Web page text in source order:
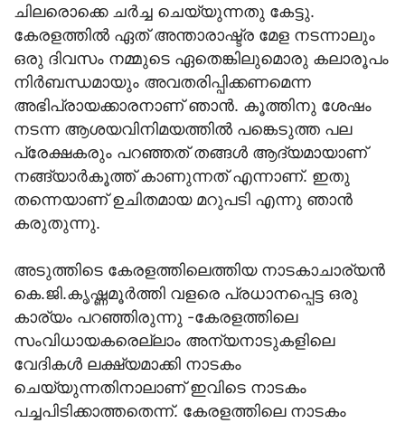
ചിലരൊക്കെ ചര്‍ച്ച ചെയ്യുന്നതു കേട്ടു.
കേരളത്തില്‍ ഏത് അന്താരാഷ്ട്ര മേള നടന്നാലും
ഒരു ദിവസം നമ്മുടെ ഏതെങ്കിലുമൊരു കലാരൂപം
നിര്‍ബന്ധമായും അവതരിപ്പിക്കണമെന്ന
അഭിപ്രായക്കാരനാണ് ഞാന്‍. കൂത്തിനു ശേഷം
നടന്ന ആശയവിനിമയത്തില്‍ പങ്കെടുത്ത പല
പ്രേക്ഷകരും പറഞ്ഞത് തങ്ങള്‍ ആദ്യമായാണ്
നങ്ങ്യാര്‍കൂത്ത് കാണുന്നത് എന്നാണ്. ഇതു
തന്നെയാണ് ഉചിതമായ മറുപടി എന്നു ഞാന്‍
കരുതുന്നു.
അടുത്തിടെ കേരളത്തിലെത്തിയ നാടകാചാര്യന്‍
കെ.ജി.കൃഷ്ണമൂര്‍ത്തി വളരെ പ്രധാനപ്പെട്ട ഒരു
കാര്യം പറഞ്ഞിരുന്നു -കേരളത്തിലെ
സംവിധായകരെല്ലാം അന്യനാടുകളിലെ
വേദികള്‍ ലക്ഷ്യമാക്കി നാടകം
ചെയ്യുന്നതിനാലാണ് ഇവിടെ നാടകം
പച്ചപിടിക്കാത്തതെന്ന്. കേരളത്തിലെ നാടകം